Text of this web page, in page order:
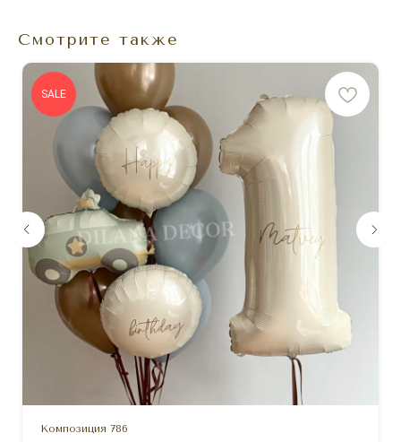
Смотрите также
SALE
Композиция 786